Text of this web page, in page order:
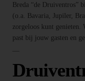
Breda “de Druiventros”
(o.a. Bavaria, Jupiler,
zorgeloos kunt genieten.
past bij jouw gasten en
—